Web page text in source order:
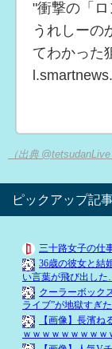
"衝撃の「ロ
うれしーの
てわかった
（出典 @tetsudanLive
ピックアップ記